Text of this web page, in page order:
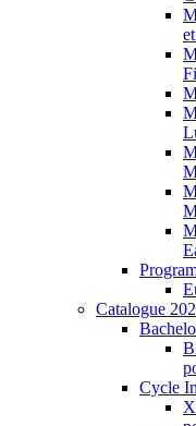
Catalogue
Cycle